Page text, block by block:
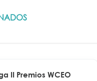
II Premios WCEO